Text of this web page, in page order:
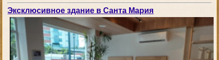
Эксклюсивное здание в Санта Мария